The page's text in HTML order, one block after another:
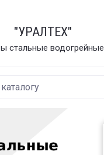
"УРАЛТЕХ"
стальные водогрейные